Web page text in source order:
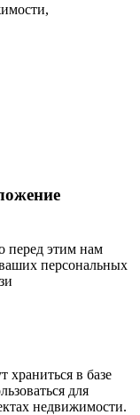
перед этим нам
персональных
храниться в базе
для
недвижимости.